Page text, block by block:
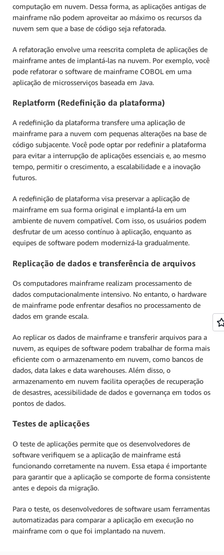
computação em nuvem. Dessa forma, as aplicações antigas de
mainframe não podem aproveitar ao máximo os recursos da
nuvem sem que a base de código seja refatorada.
A refatoração envolve uma reescrita completa de aplicações de
mainframe antes de implantá-las na nuvem. Por exemplo, você
pode refatorar o software de mainframe COBOL em uma
aplicação de microsserviços baseada em Java.
Replatform (Redefinição da plataforma)
A redefinição da plataforma transfere uma aplicação de
mainframe para a nuvem com pequenas alterações na base de
código subjacente. Você pode optar por redefinir a plataforma
para evitar a interrupção de aplicações essenciais e, ao mesmo
tempo, permitir o crescimento, a escalabilidade e a inovação
futuros.
A redefinição de plataforma visa preservar a aplicação de
mainframe em sua forma original e implantá-la em um
ambiente de nuvem compatível. Com isso, os usuários podem
desfrutar de um acesso contínuo à aplicação, enquanto as
equipes de software podem modernizá-la gradualmente.
Replicação de dados e transferência de arquivos
Os computadores mainframe realizam processamento de
dados computacionalmente intensivo. No entanto, o hardware
de mainframe pode enfrentar desafios no processamento de
dados em grande escala.
Ao replicar os dados de mainframe e transferir arquivos para a
nuvem, as equipes de software podem trabalhar de forma mais
eficiente com o armazenamento em nuvem, como bancos de
dados, data lakes e data warehouses. Além disso, o
armazenamento em nuvem facilita operações de recuperação
de desastres, acessibilidade de dados e governança em todos os
pontos de dados.
Testes de aplicações
O teste de aplicações permite que os desenvolvedores de
software verifiquem se a aplicação de mainframe está
funcionando corretamente na nuvem. Essa etapa é importante
para garantir que a aplicação se comporte de forma consistente
antes e depois da migração.
Para o teste, os desenvolvedores de software usam ferramentas
automatizadas para comparar a aplicação em execução no
mainframe com o que foi implantado na nuvem.